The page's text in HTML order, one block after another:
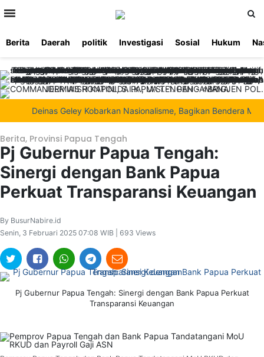
Layanan
Kami
Berita Daerah politik Investigasi Sosial Hukum
Deinas Geley Kobarkan Nasionalisme, Bagikan Bendera
Berita, Provinsi Papua Tengah
Pj Gubernur Papua Tengah:
Sinergi dengan Bank Papua
Perkuat Transparansi Keuangan
By BusurNabire.id
Senin, 3 Februari 2025 07:08 WIB | 693 Views
Pj Gubernur Papua Tengah: Sinergi dengan Bank Papua Perkuat
Transparansi Keuangan